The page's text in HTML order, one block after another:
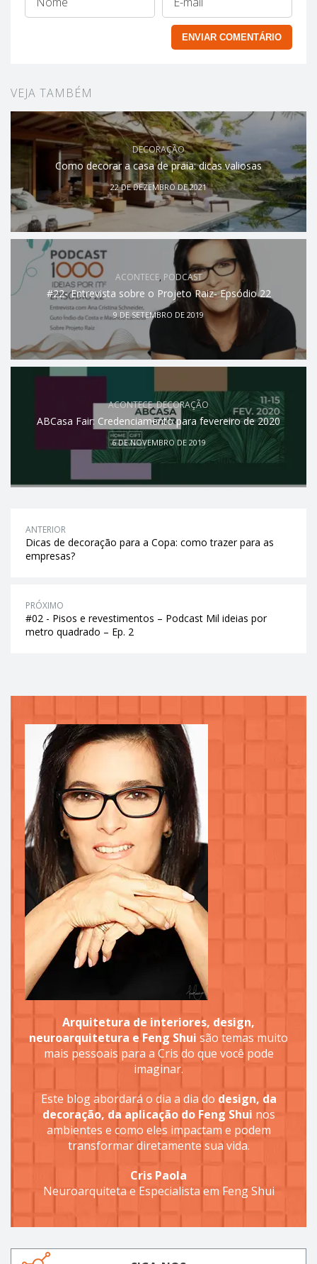
VEJA TAMBÉM
DECORAÇÃO
Como decorar a casa de praia: dicas valiosas
22 DE DEZEMBRO DE 2021
ACONTECE, PODCAST
#22- Entrevista sobre o Projeto Raiz- Epsódio 22
9 DE SETEMBRO DE 2019
ACONTECE,DECORAÇÃO
ABCasa Fair: Credenciamento para fevereiro de 2020
6 DE NOVEMBRO DE 2019
ANTERIOR
Dicas de decoração para a Copa: como trazer para as
empresas?
PRÓXIMO
#02 - Pisos e revestimentos – Podcast Mil ideias por
metro quadrado – Ep. 2
Arquitetura de interiores, design,
neuroarquitetura e Feng Shui são temas muito
mais pessoais para a Cris do que você pode
imaginar.
Este blog abordará o dia a dia do design, da
decoração, da aplicação do Feng Shui nos
ambientes e como eles impactam e podem
transformar diretamente sua vida.
Cris Paola
Neuroarquiteta e Especialista em Feng Shui